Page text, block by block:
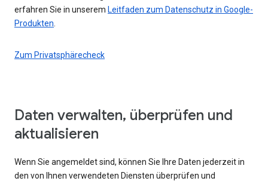
erfahren Sie in unserem Leitfaden zum Datenschutz in Google-
Produkten
Zum Privatsphärecheck
Daten verwalten, überprüfen und
aktualisieren
Wenn Sie angemeldet sind, können Sie Ihre Daten jederzeit in
den von Ihnen verwendeten Diensten überprüfen und